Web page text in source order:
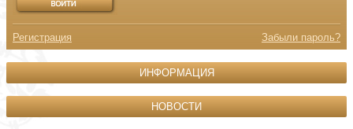
Регистрация Забыли пароль?
ИНФОРМАЦИЯ
НОВОСТИ